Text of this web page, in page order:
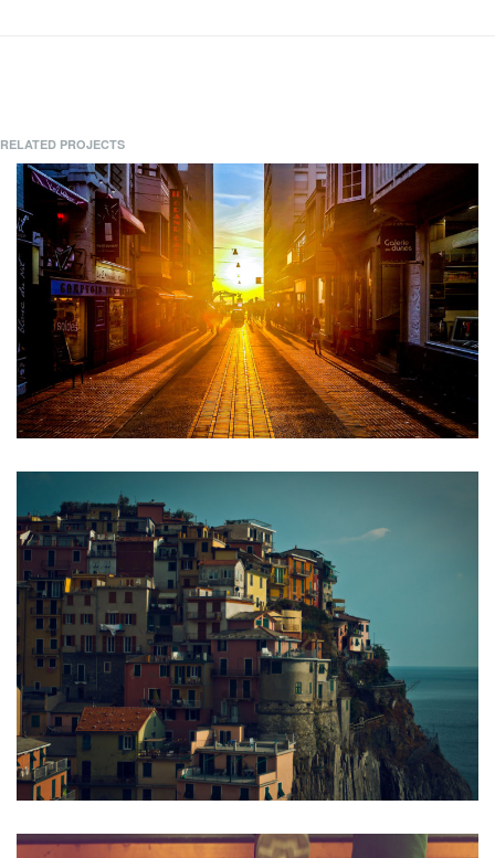
RELATED PROJECTS